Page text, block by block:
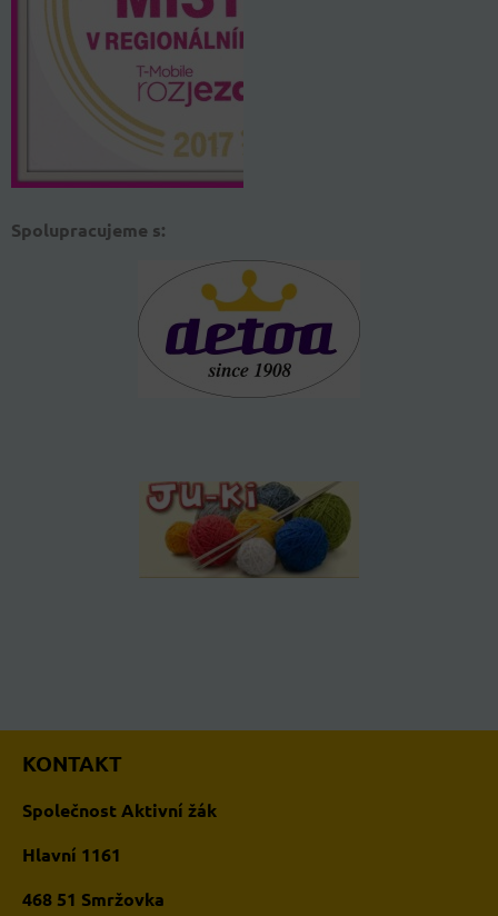
Spolupracujeme s:
KONTAKT
Společnost Aktivní žák
Hlavní 1161
468 51 Smržovka